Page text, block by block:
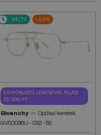
48/72 -20%
EGYFÓKUSZÚ LENCSÉVEL PLUSZ
25 000 FT
Givenchy — Optikai keretek
GV50038U - 032 - 55